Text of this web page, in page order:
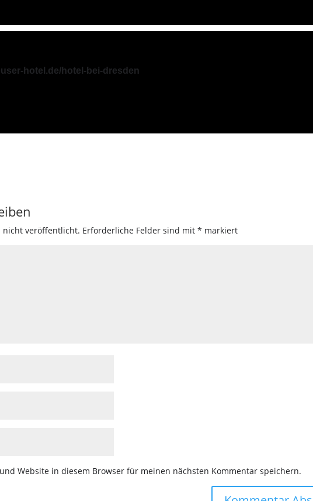
hotel.de/hotel-bei-dresden
nicht veröffentlicht. Erforderliche Felder sind mit* markiert
Website in diesem Browser für meinen nächsten Kommentar speichern.